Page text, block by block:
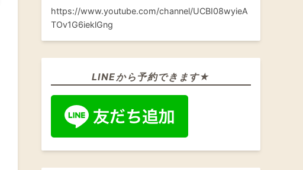
https://www.youtube.com/channel/UCBI08wyieA
TOv1G6ieklGng
LINEから予約できます★